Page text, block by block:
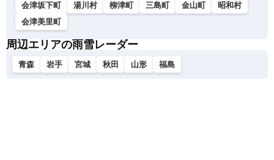
会津坂下町
湯川村 柳津町 三島町 金山町
昭和村
会津美里町
周辺エリアの雨雪レーダー
青森 岩手 宮城 秋田 山形 福島